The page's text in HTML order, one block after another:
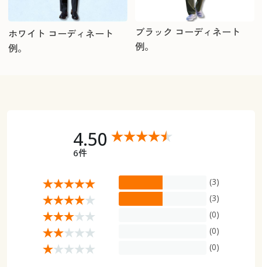
ホワイト コーディネート
例。
ブラック コーディネート
例。
4.50
6件
(3)
(3)
(0)
(0)
(0)